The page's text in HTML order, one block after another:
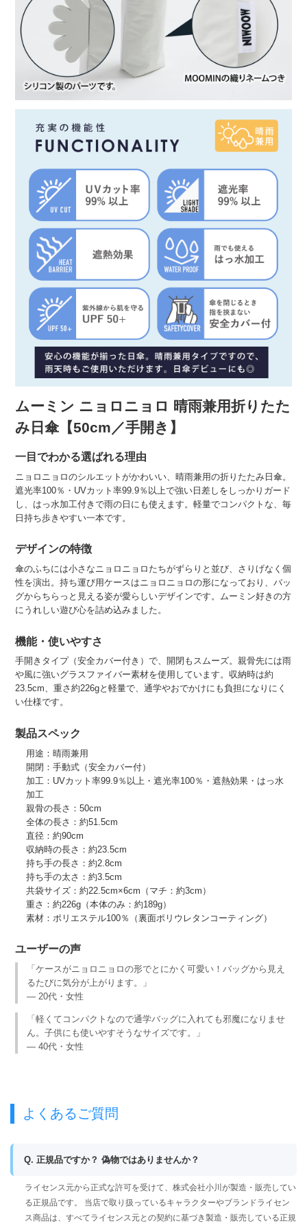
ムーミン ニョロニョロ 晴雨兼用折りたた
み日傘【50cm／手開き】
一目でわかる選ばれる理由
ニョロニョロのシルエットがかわいい、晴雨兼用の折りたたみ日傘。
遮光率100％・UVカット率99.9％以上で強い日差しをしっかりガード
し、はっ水加工付きで雨の日にも使えます。軽量でコンパクトな、毎
日持ち歩きやすい一本です。
デザインの特徴
傘のふちには小さなニョロニョロたちがずらりと並び、さりげなく個
性を演出。持ち運び用ケースはニョロニョロの形になっており、バッ
グからちらっと見える姿が愛らしいデザインです。ムーミン好きの方
にうれしい遊び心を詰め込みました。
機能・使いやすさ
手開きタイプ（安全カバー付き）で、開閉もスムーズ。親骨先には雨
や風に強いグラスファイバー素材を使用しています。収納時は約
23.5cm、重さ約226gと軽量で、通学やおでかけにも負担になりにく
い仕様です。
製品スペック
用途：晴雨兼用
開閉：手動式（安全カバー付）
加工：UVカット率99.9％以上・遮光率100％・遮熱効果・はっ水
加工
親骨の長さ：50cm
全体の長さ：約51.5cm
直径：約90cm
収納時の長さ：約23.5cm
持ち手の長さ：約2.8cm
持ち手の太さ：約3.5cm
共袋サイズ：約22.5cm×6cm（マチ：約3cm）
重さ：約226g（本体のみ：約189g）
素材：ポリエステル100％（裏面ポリウレタンコーティング）
ユーザーの声
「ケースがニョロニョロの形でとにかく可愛い！バッグから見え
るたびに気分が上がります。」
— 20代・女性
「軽くてコンパクトなので通学バッグに入れても邪魔になりませ
ん。子供にも使いやすそうなサイズです。」
— 40代・女性
よくあるご質問
Q. 正規品ですか？ 偽物ではありませんか？
ライセンス元から正式な許可を受けて、株式会社小川が製造・販売してい
る正規品です。 当店で取り扱っているキャラクターやブランドライセン
ス商品は、すべてライセンス元との契約に基づき製造・販売している正規